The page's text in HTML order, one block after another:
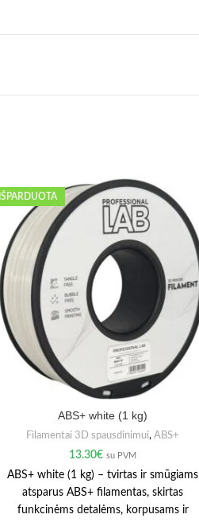
IŠPARDUOTA
ABS+ white (1 kg)
Filamentai 3D spausdinimui, ABS+
13.30€ su PVM
ABS+ white (1 kg) – tvirtas ir smūgiams
atsparus ABS+ filamentas, skirtas
funkcinėms detalėms, korpusams ir